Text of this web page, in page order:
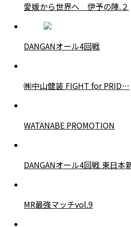
愛媛から世界へ 伊予の陣.２
DANGANオール4回戦
㈱中山健装 FIGHT for PRID…
WATANABE PROMOTION
DANGANオール4回戦 東日本
MR最強マッチvol.9